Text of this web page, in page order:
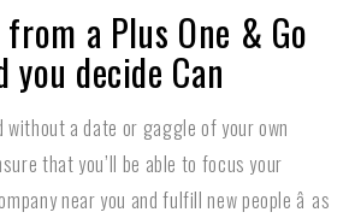
a Plus One & Go
you decide Can
without a date or gaggle of your own
that you’ll be able to focus your
near you and fulfill new people â as